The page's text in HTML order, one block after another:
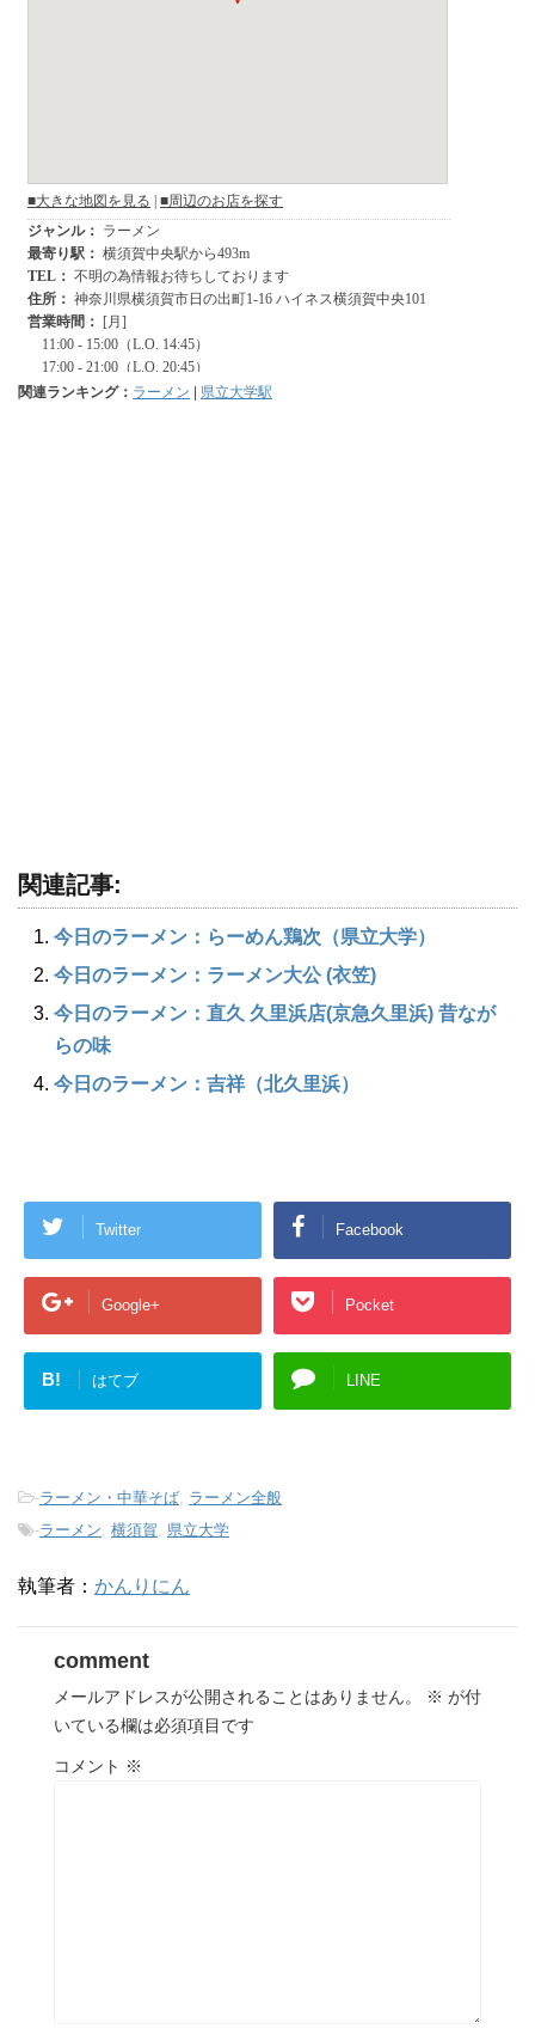
関連ランキング： ラーメン | 県立大学駅
関連記事:
今日のラーメン：らーめん鶏次（県立大学）
今日のラーメン：ラーメン大公 (衣笠)
今日のラーメン：直久 久里浜店(京急久里浜) 昔なが
らの味
今日のラーメン：吉祥（北久里浜）
Twitter Facebook
Google+ Pocket
B! はてブ LINE
-ラーメン・中華そば ラーメン全般
-ラーメン 横須賀 県立大学
執筆者： かんりにん
comment
メールアドレスが公開されることはありません。 ※ が付
いている欄は必須項目です
コメント ※